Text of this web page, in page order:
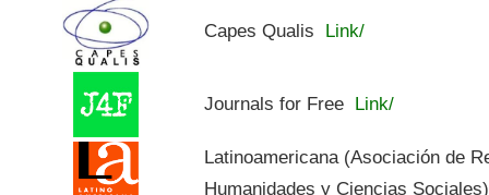
Capes Qualis Link/
Journals for Free Link/
Latinoamericana (Asociación de
Humanidades y Ciencias Sociales)